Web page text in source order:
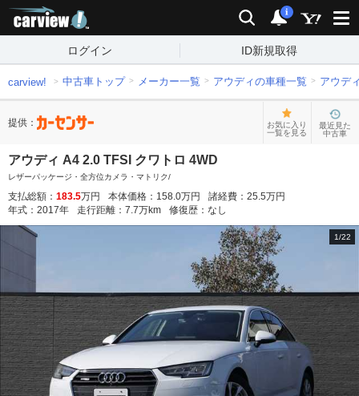
検索 通知
i
ログイン ID新規取得
carview! 中古車トップ メーカー一覧 アウディの車種一覧 アウデ
提供：
お気に入り
一覧を見る
最近見た
中古車
アウディ A4 2.0 TFSI クワトロ 4WD
レザーパッケージ・全方位カメラ・マトリク/
支払総額： 183.5万円 本体価格： 158.0万円 諸経費： 25.5万円
年式： 2017年 走行距離： 7.7万km 修復歴： なし
1/22